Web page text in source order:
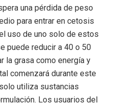
una pérdida de peso
para entrar en cetosis
uso de uno solo de estos
puede reducir a 40 o 50
la grasa como energía y
comenzará durante este
utiliza sustancias
Los usuarios del